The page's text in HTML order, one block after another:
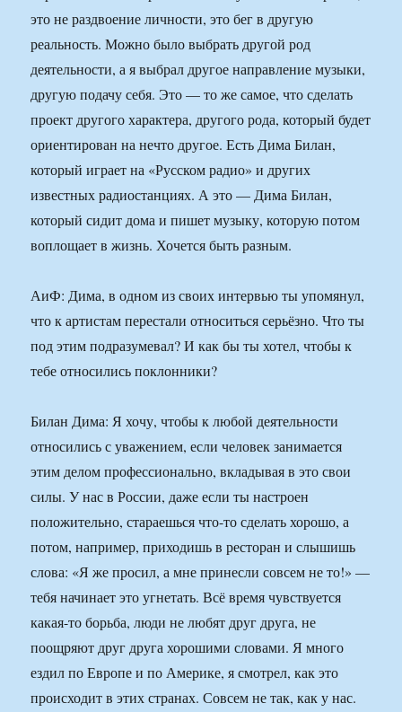
это не раздвоение личности, это бег в другую
реальность. Можно было выбрать другой род
деятельности, а я выбрал другое направление музыки,
другую подачу себя. Это — то же самое, что сделать
проект другого характера, другого рода, который будет
ориентирован на нечто другое. Есть Дима Билан,
который играет на «Русском радио» и других
известных радиостанциях. А это — Дима Билан,
который сидит дома и пишет музыку, которую потом
воплощает в жизнь. Хочется быть разным.
АиФ: Дима, в одном из своих интервью ты упомянул,
что к артистам перестали относиться серьёзно. Что ты
под этим подразумевал? И как бы ты хотел, чтобы к
тебе относились поклонники?
Билан Дима: Я хочу, чтобы к любой деятельности
относились с уважением, если человек занимается
этим делом профессионально, вкладывая в это свои
силы. У нас в России, даже если ты настроен
положительно, стараешься что-то сделать хорошо, а
потом, например, приходишь в ресторан и слышишь
слова: «Я же просил, а мне принесли совсем не то!» —
тебя начинает это угнетать. Всё время чувствуется
какая-то борьба, люди не любят друг друга, не
поощряют друг друга хорошими словами. Я много
ездил по Европе и по Америке, я смотрел, как это
происходит в этих странах. Совсем не так, как у нас.